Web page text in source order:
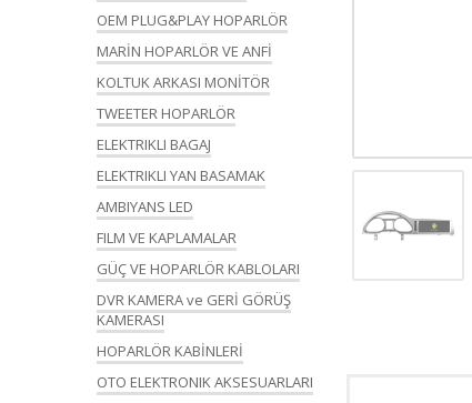
OEM PLUG&PLAY HOPARLÖR
MARİN HOPARLÖR VE ANFİ
KOLTUK ARKASI MONİTÖR
TWEETER HOPARLÖR
ELEKTRIKLI BAGAJ
ELEKTRIKLI YAN BASAMAK
AMBIYANS LED
FILM VE KAPLAMALAR
GÜÇ VE HOPARLÖR KABLOLARI
DVR KAMERA ve GERİ GÖRÜŞ
KAMERASI
HOPARLÖR KABİNLERİ
OTO ELEKTRONIK AKSESUARLARI